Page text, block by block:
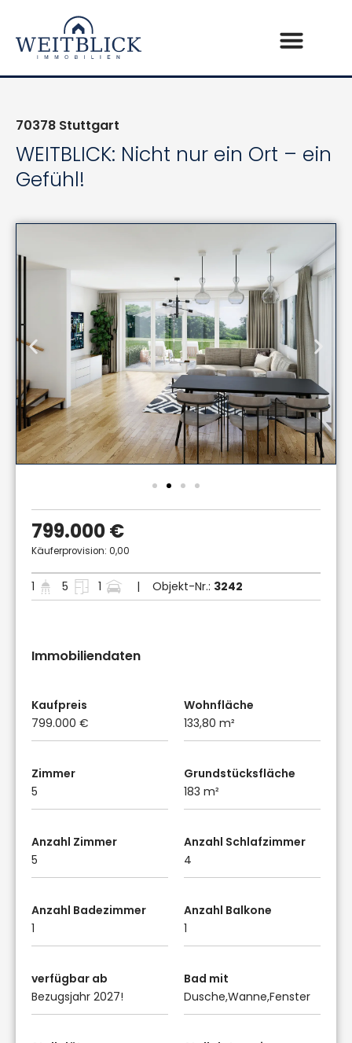
70378 Stuttgart
WEITBLICK: Nicht nur ein Ort – ein
Gefühl!
799.000 €
Käuferprovision: 0,00
1 5 1 | Objekt-Nr.: 3242
Immobiliendaten
Kaufpreis
799.000 €
Wohnfläche
133,80 m²
Zimmer
5
Grundstücksfläche
183 m²
Anzahl Zimmer
5
Anzahl Schlafzimmer
4
Anzahl Badezimmer
1
Anzahl Balkone
1
verfügbar ab
Bezugsjahr 2027!
Bad mit
Dusche,Wanne,Fenster